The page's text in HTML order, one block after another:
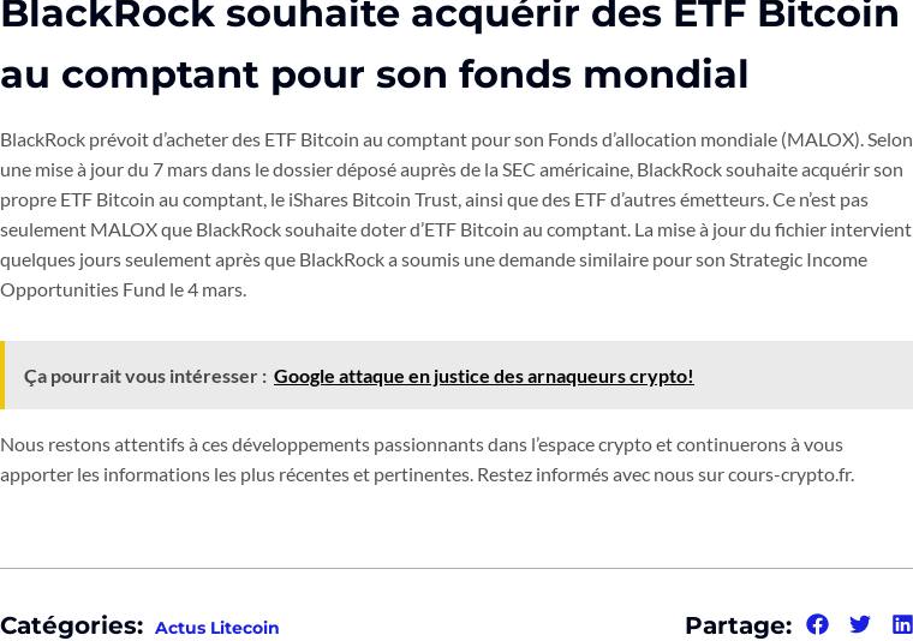
BlackRock souhaite acquérir des ETF Bitcoin
au comptant pour son fonds mondial
BlackRock prévoit d’acheter des ETF Bitcoin au comptant pour son Fonds d’allocation mondiale (MALOX). Selon
une mise à jour du 7 mars dans le dossier déposé auprès de la SEC américaine, BlackRock souhaite acquérir son
propre ETF Bitcoin au comptant, le iShares Bitcoin Trust, ainsi que des ETF d’autres émetteurs. Ce n’est pas
seulement MALOX que BlackRock souhaite doter d’ETF Bitcoin au comptant. La mise à jour du fichier intervient
quelques jours seulement après que BlackRock a soumis une demande similaire pour son Strategic Income
Opportunities Fund le 4 mars.
Ça pourrait vous intéresser : Google attaque en justice des arnaqueurs crypto!
Nous restons attentifs à ces développements passionnants dans l’espace crypto et continuerons à vous
apporter les informations les plus récentes et pertinentes. Restez informés avec nous sur cours-crypto.fr.
Catégories: Actus Litecoin Partage: